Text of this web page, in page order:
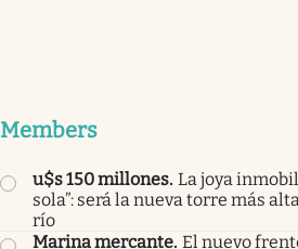
Members
u$s 150 millones. La joya
sola”: será la nueva torre más
río
Marina mercante. El nuevo